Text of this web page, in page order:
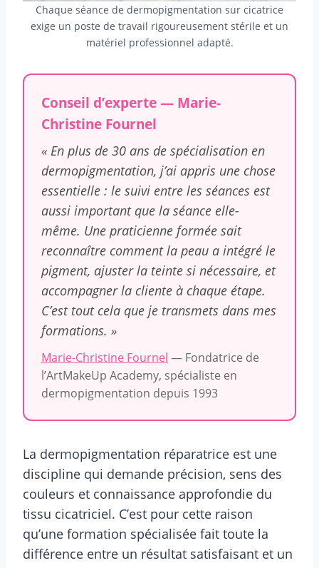
Chaque séance de dermopigmentation sur cicatrice
exige un poste de travail rigoureusement stérile et un
matériel professionnel adapté.
Conseil d’experte — Marie-
Christine Fournel
« En plus de 30 ans de spécialisation en
dermopigmentation, j’ai appris une chose
essentielle : le suivi entre les séances est
aussi important que la séance elle-
même. Une praticienne formée sait
reconnaître comment la peau a intégré le
pigment, ajuster la teinte si nécessaire, et
accompagner la cliente à chaque étape.
C’est tout cela que je transmets dans mes
formations. »
Marie-Christine Fournel — Fondatrice de
l’ArtMakeUp Academy, spécialiste en
dermopigmentation depuis 1993
La dermopigmentation réparatrice est une
discipline qui demande précision, sens des
couleurs et connaissance approfondie du
tissu cicatriciel. C’est pour cette raison
qu’une formation spécialisée fait toute la
différence entre un résultat satisfaisant et un